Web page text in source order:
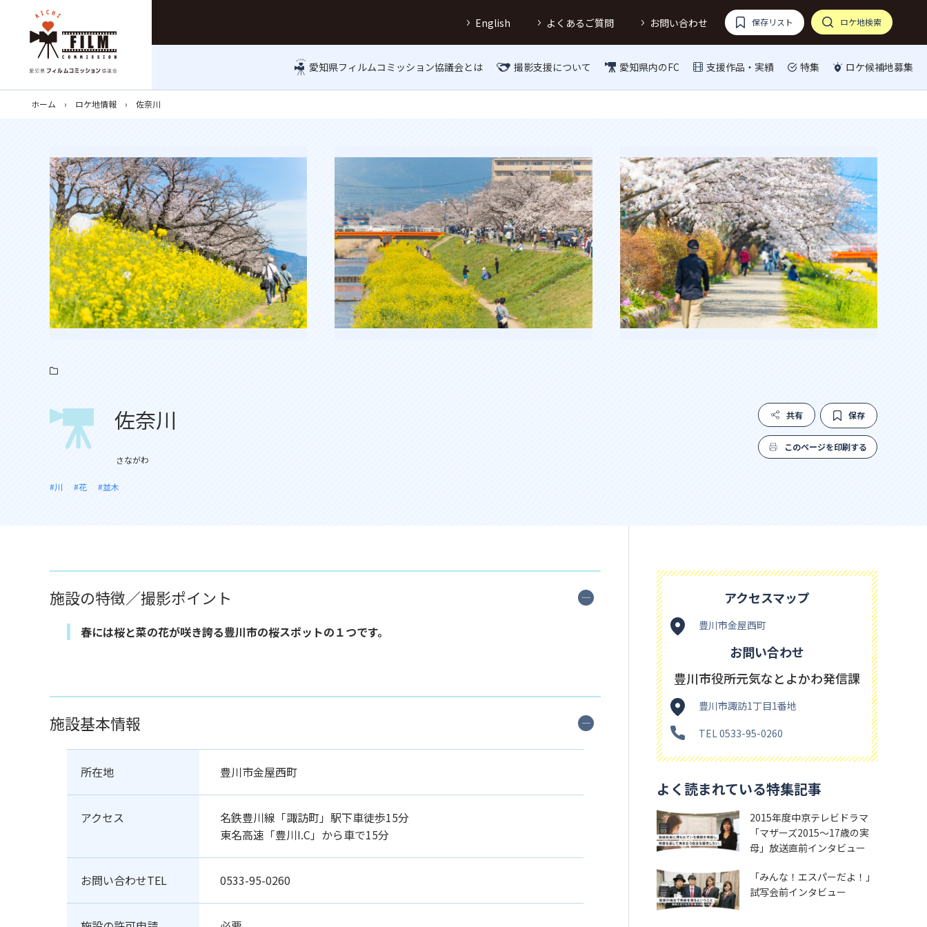
English よくあるご質問 お問い合わせ 保存リスト ロケ地検索
愛知県フィルムコミッション協議会とは 撮影支援について 愛知県内のFC 支援作品・実績 特集 ロケ候補地募集
ホーム ロケ地情報 佐奈川
佐奈川
さながわ
共有 保存
このページを印刷する
#川 #花 #並木
施設の特徴／撮影ポイント
春には桜と菜の花が咲き誇る豊川市の桜スポットの１つです。
施設基本情報
所在地 豊川市金屋西町
アクセス
名鉄豊川線「諏訪町」駅下車徒歩15分
東名高速「豊川I.C」から車で15分
お問い合わせTEL 0533-95-0260
アクセスマップ
豊川市金屋西町
お問い合わせ
豊川市役所元気なとよかわ発信課
豊川市諏訪1丁目1番地
TEL 0533-95-0260
よく読まれている特集記事
2015年度中京テレビドラマ
「マザーズ2015～17歳の実
母」放送直前インタビュー
「みんな！エスパーだよ！」
試写会前インタビュー